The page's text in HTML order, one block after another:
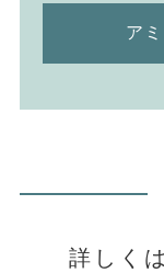
ア
詳しく